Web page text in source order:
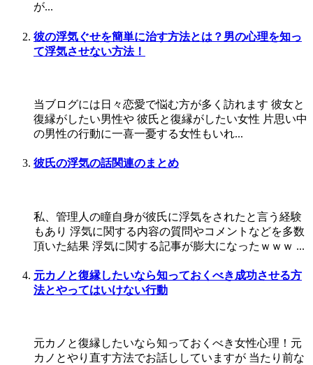
が...
彼の浮気ぐせを簡単に治す方法とは？男の心理を知っ
て浮気させない方法！
当ブログには日々恋愛で悩む方が多く訪れます 彼女と
復縁がしたい男性や 彼氏と復縁がしたい女性 片思い中
の男性の行動に一喜一憂する女性もいれ...
彼氏の浮気の話関連のまとめ
私、管理人の瞳自身が彼氏に浮気をされたと言う経験
もあり 浮気に関する内容の質問やコメントなどを多数
頂いた結果 浮気に関する記事が膨大になったｗｗｗ ...
元カノと復縁したいなら知っておくべき成功させる方
法とやってはいけない行動
元カノと復縁したいなら知っておくべき女性心理！元
カノとやり直す方法でお話ししていますが 当たり前な